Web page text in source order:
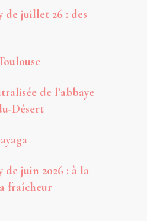
de juillet 26 : des
de l’abbaye
Désert
de juin 2026 : à la
fraîcheur